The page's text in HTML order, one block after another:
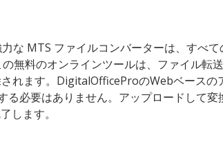
な MTS ファイルコンバーターは、すべて
無料のオンラインツールは、ファイル転
れます。DigitalOfficeProのWebベースの
必要はありません。アップロードして変
します。